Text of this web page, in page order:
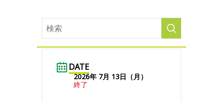
DATE
2026年 7月 13日（月）
終了